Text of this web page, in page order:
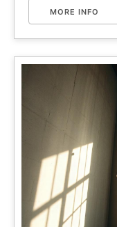
MORE INFO